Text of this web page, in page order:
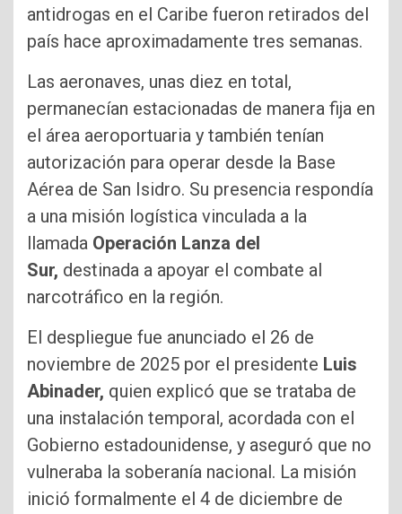
antidrogas en el Caribe fueron retirados del
país hace aproximadamente tres semanas.
Las aeronaves, unas diez en total,
permanecían estacionadas de manera fija en
el área aeroportuaria y también tenían
autorización para operar desde la Base
Aérea de San Isidro. Su presencia respondía
a una misión logística vinculada a la
llamada Operación Lanza del
Sur, destinada a apoyar el combate al
narcotráfico en la región.
El despliegue fue anunciado el 26 de
noviembre de 2025 por el presidente Luis
Abinader, quien explicó que se trataba de
una instalación temporal, acordada con el
Gobierno estadounidense, y aseguró que no
vulneraba la soberanía nacional. La misión
inició formalmente el 4 de diciembre de